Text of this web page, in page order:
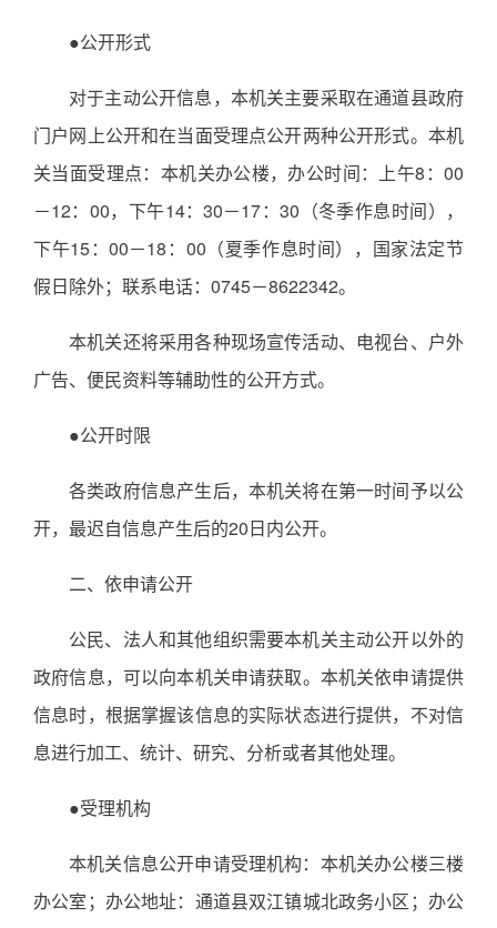
●公开形式
对于主动公开信息，本机关主要采取在通道县政府
门户网上公开和在当面受理点公开两种公开形式。本机
关当面受理点：本机关办公楼，办公时间：上午8：00
－12：00，下午14：30－17：30（冬季作息时间），
下午15：00－18：00（夏季作息时间），国家法定节
假日除外；联系电话：0745－8622342。
本机关还将采用各种现场宣传活动、电视台、户外
广告、便民资料等辅助性的公开方式。
●公开时限
各类政府信息产生后，本机关将在第一时间予以公
开，最迟自信息产生后的20日内公开。
二、依申请公开
公民、法人和其他组织需要本机关主动公开以外的
政府信息，可以向本机关申请获取。本机关依申请提供
信息时，根据掌握该信息的实际状态进行提供，不对信
息进行加工、统计、研究、分析或者其他处理。
●受理机构
本机关信息公开申请受理机构：本机关办公楼三楼
办公室；办公地址：通道县双江镇城北政务小区；办公